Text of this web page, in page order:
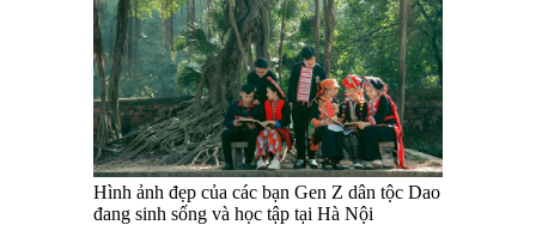
Hình ảnh đẹp của các bạn Gen Z dân tộc Dao
đang sinh sống và học tập tại Hà Nội